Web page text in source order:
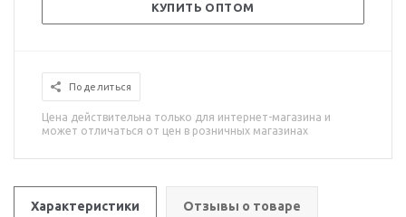
КУПИТЬ ОПТОМ
Поделиться
Цена действительна только для интернет-магазина и
может отличаться от цен в розничных магазинах
Характеристики Отзывы о товаре